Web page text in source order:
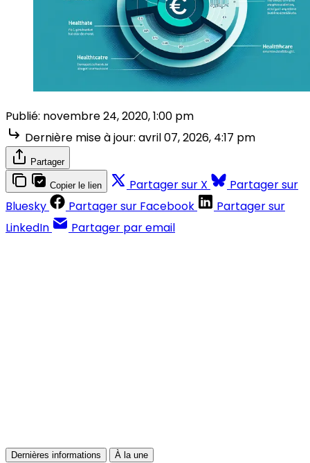
Publié: novembre 24, 2020, 1:00 pm
Dernière mise à jour: avril 07, 2026, 4:17 pm
Partager
Copier le lien Partager sur X
Partager sur
Bluesky
Partager sur Facebook
Partager sur
LinkedIn
Partager par email
Dernières informations À la une